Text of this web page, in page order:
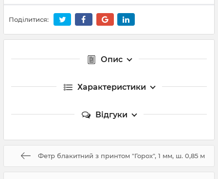
Поділитися:
Опис
Характеристики
Відгуки
Фетр блакитний з принтом "Горох", 1 мм, ш. 0,85 м